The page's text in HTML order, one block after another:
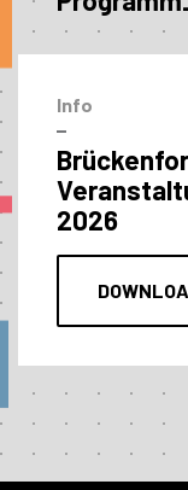
Info
–
2026